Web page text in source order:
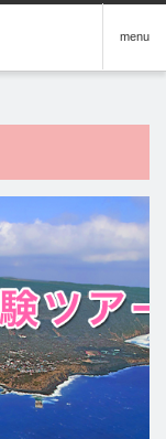
menu